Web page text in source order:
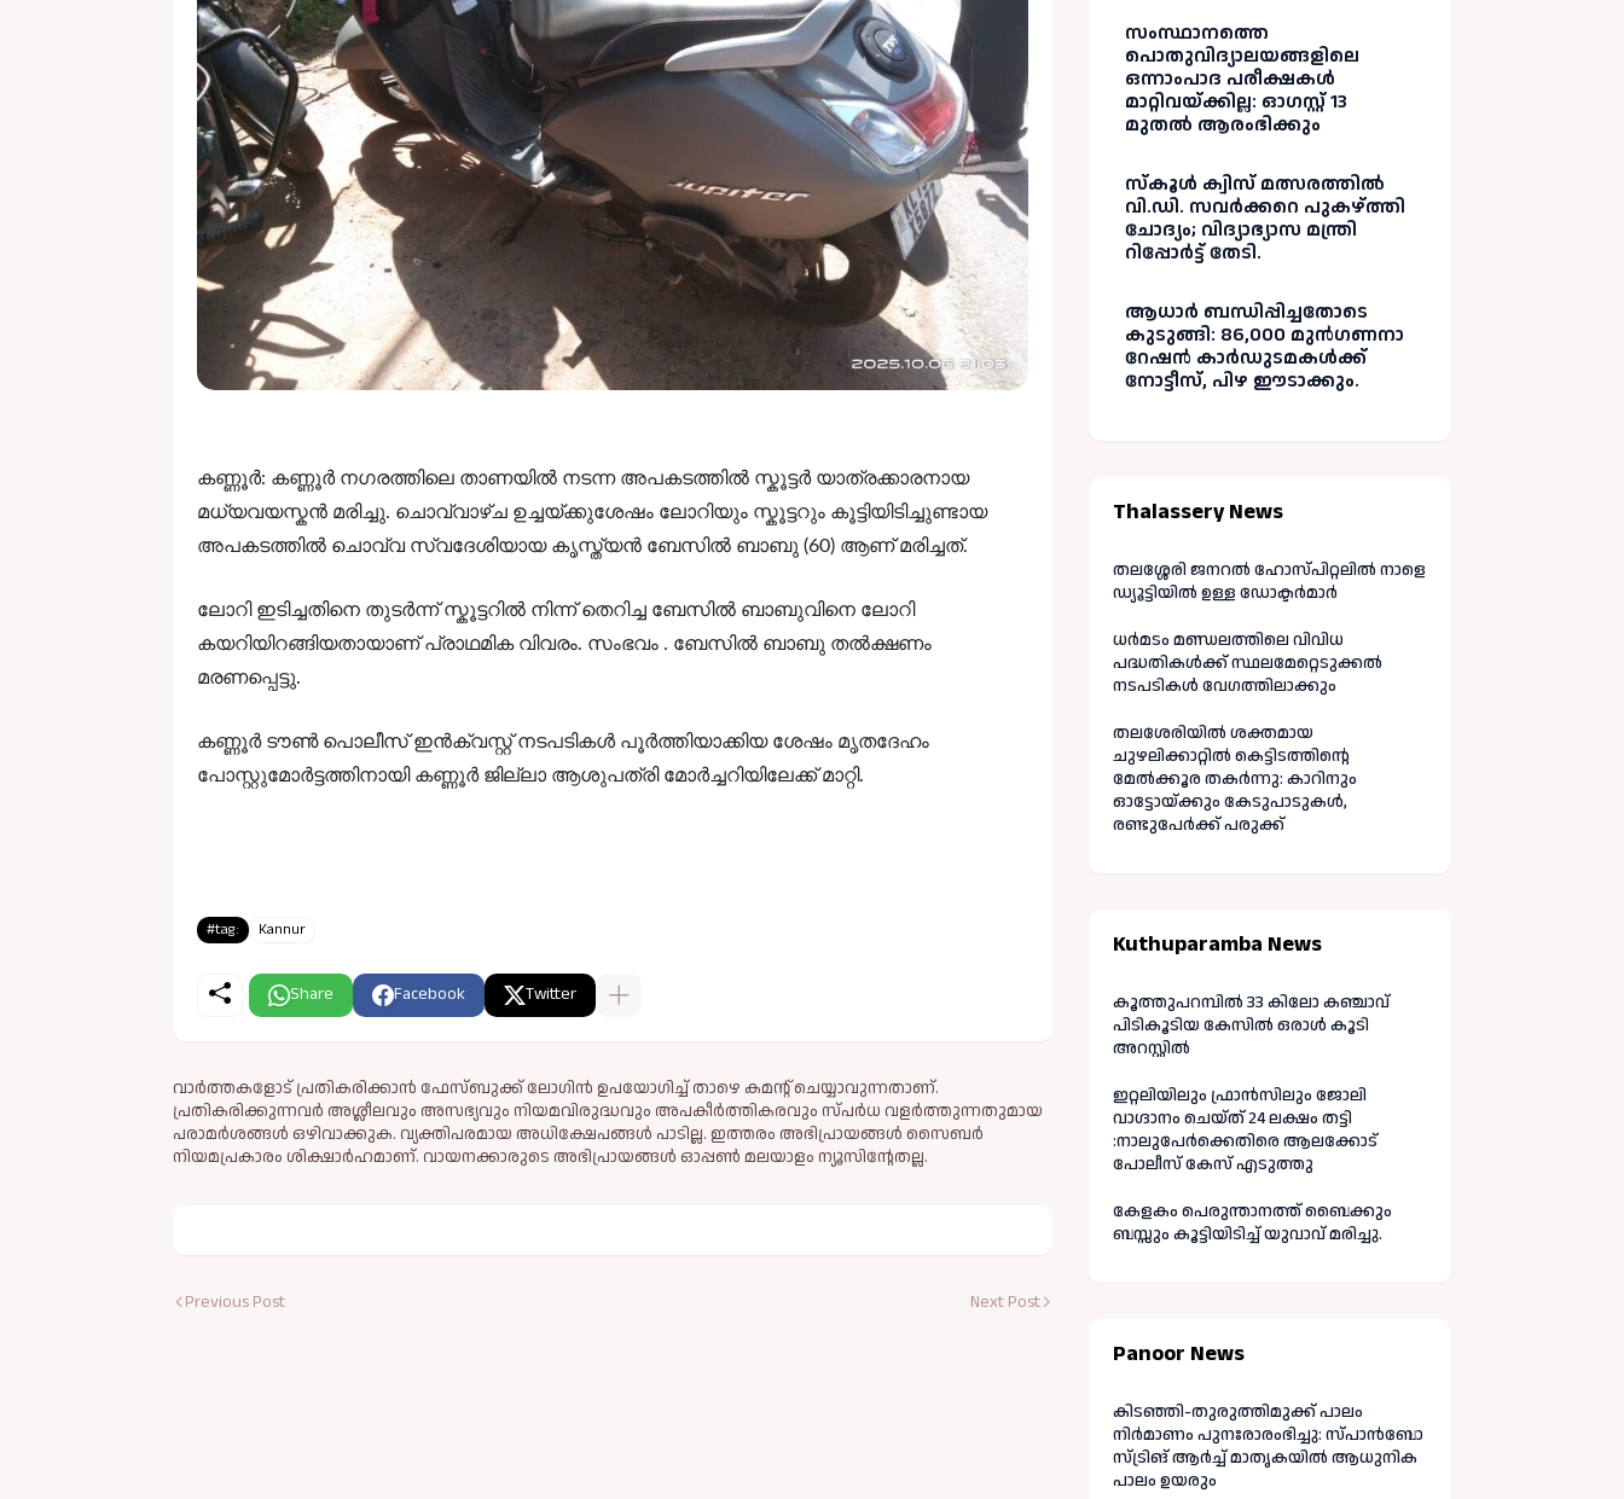
കണ്ണൂർ: കണ്ണൂർ നഗരത്തിലെ താണയിൽ നടന്ന അപകടത്തിൽ സ്കൂട്ടർ യാത്രക്കാരനായ
മധ്യവയസ്കൻ മരിച്ചു. ചൊവ്വാഴ്ച ഉച്ചയ്ക്കുശേഷം ലോറിയും സ്കൂട്ടറും കൂട്ടിയിടിച്ചുണ്ടായ
അപകടത്തിൽ ചൊവ്വ സ്വദേശിയായ കൃസ്ത്യൻ ബേസിൽ ബാബു (60) ആണ് മരിച്ചത്.
ലോറി ഇടിച്ചതിനെ തുടർന്ന് സ്കൂട്ടറിൽ നിന്ന് തെറിച്ച ബേസിൽ ബാബുവിനെ ലോറി
കയറിയിറങ്ങിയതായാണ് പ്രാഥമിക വിവരം. സംഭവം . ബേസിൽ ബാബു തൽക്ഷണം
മരണപ്പെട്ടു.
കണ്ണൂർ ടൗൺ പൊലീസ് ഇൻക്വസ്റ്റ് നടപടികൾ പൂർത്തിയാക്കിയ ശേഷം മൃതദേഹം
പോസ്റ്റുമോർട്ടത്തിനായി കണ്ണൂർ ജില്ലാ ആശുപത്രി മോർച്ചറിയിലേക്ക് മാറ്റി.
#tag: Kannur
Share Facebook Twitter
വാർത്തകളോട് പ്രതികരിക്കാൻ ഫേസ്ബുക്ക് ലോഗിൻ ഉപയോഗിച്ച് താഴെ കമന്റ് ചെയ്യാവുന്നതാണ്.
പ്രതികരിക്കുന്നവര്‍ അശ്ലീലവും അസഭ്യവും നിയമവിരുദ്ധവും അപകീര്‍ത്തികരവും സ്പര്‍ധ വളര്‍ത്തുന്നതുമായ
പരാമര്‍ശങ്ങള്‍ ഒഴിവാക്കുക. വ്യക്തിപരമായ അധിക്ഷേപങ്ങള്‍ പാടില്ല. ഇത്തരം അഭിപ്രായങ്ങള്‍ സൈബര്‍
നിയമപ്രകാരം ശിക്ഷാര്‍ഹമാണ്. വായനക്കാരുടെ അഭിപ്രായങ്ങള്‍ ഓപ്പൺ മലയാളം ന്യൂസിന്റേതല്ല.
Previous Post Next Post
സംസ്ഥാനത്തെ
പൊതുവിദ്യാലയങ്ങളിലെ
ഒന്നാംപാദ പരീക്ഷകൾ
മാറ്റിവയ്ക്കില്ല: ഓഗസ്റ്റ് 13
മുതൽ ആരംഭിക്കും
സ്‌കൂൾ ക്വിസ് മത്സരത്തിൽ
വി.ഡി. സവർക്കറെ പുകഴ്ത്തി
ചോദ്യം; വിദ്യാഭ്യാസ മന്ത്രി
റിപ്പോർട്ട് തേടി.
ആധാർ ബന്ധിപ്പിച്ചതോടെ
കുടുങ്ങി: 86,000 മുൻഗണനാ
റേഷൻ കാർഡുടമകൾക്ക്
നോട്ടീസ്, പിഴ ഈടാക്കും.
Thalassery News
തലശ്ശേരി ജനറൽ ഹോസ്പിറ്റലിൽ നാളെ
ഡ്യൂട്ടിയിൽ ഉള്ള ഡോക്ടർമാർ
ധർമടം മണ്ഡലത്തിലെ വിവിധ
പദ്ധതികൾക്ക് സ്ഥലമേറ്റെടുക്കൽ
നടപടികൾ വേഗത്തിലാക്കും
തലശേരിയിൽ ശക്തമായ
ചുഴലിക്കാറ്റിൽ കെട്ടിടത്തിന്റെ
മേൽക്കൂര തകർന്നു: കാറിനും
ഓട്ടോയ്ക്കും കേടുപാടുകൾ,
രണ്ടുപേർക്ക് പരുക്ക്
Kuthuparamba News
കൂത്തുപറമ്പിൽ 33 കിലോ കഞ്ചാവ്
പിടികൂടിയ കേസിൽ ഒരാൾ കൂടി
അറസ്റ്റിൽ
ഇറ്റലിയിലും ഫ്രാൻസിലും ജോലി
വാഗ്ദാനം ചെയ്ത് 24 ലക്ഷം തട്ടി
:നാലുപേർക്കെതിരെ ആലക്കോട്
പോലീസ് കേസ് എടുത്തു
കേളകം പെരുന്താനത്ത് ബൈക്കും
ബസ്സും കൂട്ടിയിടിച്ച് യുവാവ് മരിച്ചു.
Panoor News
കിടഞ്ഞി-തുരുത്തിമുക്ക് പാലം
നിർമാണം പുനഃരാരംഭിച്ചു: സ്പാൻബോ
സ്ട്രിങ് ആർച്ച് മാതൃകയിൽ ആധുനിക
പാലം ഉയരും